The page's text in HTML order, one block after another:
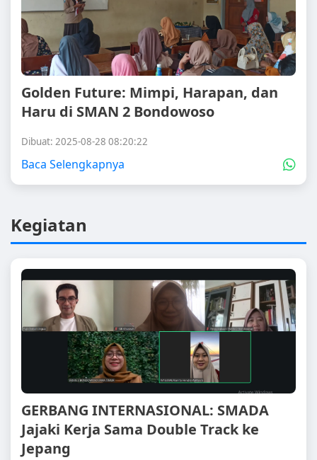
Golden Future: Mimpi, Harapan, dan
Haru di SMAN 2 Bondowoso
Dibuat: 2025-08-28 08:20:22
Baca Selengkapnya
Kegiatan
GERBANG INTERNASIONAL: SMADA
Jajaki Kerja Sama Double Track ke
Jepang